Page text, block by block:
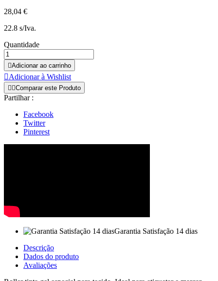
28,04 €
22.8 s/Iva.
Quantidade
Adicionar ao carrinho
Adicionar à Wishlist
 Comparar este Produto
Partilhar :
Facebook
Twitter
Pinterest
Garantia Satisfação 14 dias
Descrição
Dados do produto
Avaliações